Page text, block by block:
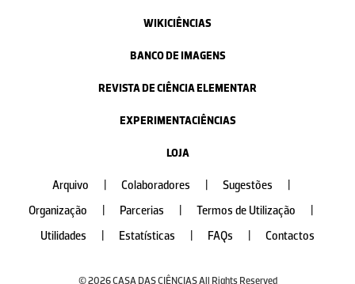
WIKICIÊNCIAS
BANCO DE IMAGENS
REVISTA DE CIÊNCIA ELEMENTAR
EXPERIMENTACIÊNCIAS
LOJA
Arquivo Colaboradores Sugestões
Organização
Parcerias Termos de Utilização
Utilidades
Estatísticas FAQs Contactos
© 2026 CASA DAS CIÊNCIAS All Rights Reserved